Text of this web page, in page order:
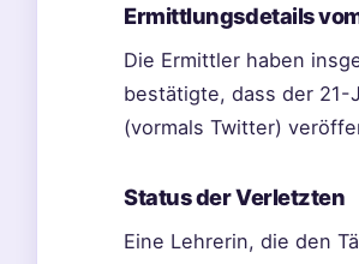
Ermittlungsdetails
Die Ermittler haben
bestätigte, dass der 21-
(vormals Twitter)
Status der Verletzten
Eine Lehrerin, die den